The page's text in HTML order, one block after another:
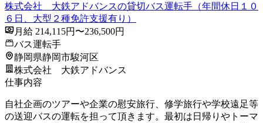
株式会社 大鉄アドバンスの貸切バス運転手（年間休日１０
６日、大型２種免許支援有り）
月給 214,115円〜236,500円
バス運転手
静岡県静岡市駿河区
株式会社 大鉄アドバンス
仕事内容
自社企画のツアーや企業の慰安旅行、修学旅行や学校遠足等
の送迎バスの運転を担って頂きます。最初は日帰りやトーマ